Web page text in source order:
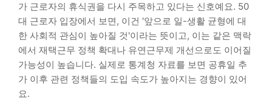
가 근로자의 휴식권을 다시 주목하고 있다는 신호예요. 50
대 근로자 입장에서 보면, 이건 '앞으로 일-생활 균형에 대
한 사회적 관심이 높아질 것'이라는 뜻이고, 이는 같은 맥락
에서 재택근무 정책 확대나 유연근무제 개선으로도 이어질
가능성이 높습니다. 실제로 통계청 자료를 보면 공휴일 추
가 이후 관련 정책들의 도입 속도가 높아지는 경향이 있어
요.